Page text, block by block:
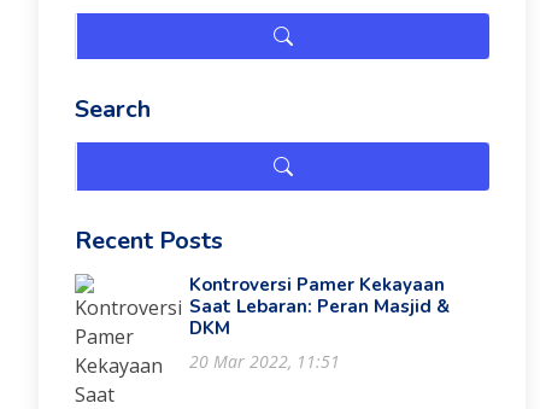
Search
Recent Posts
Kontroversi Pamer Kekayaan
Saat Lebaran: Peran Masjid &
DKM
20 Mar 2022, 11:51